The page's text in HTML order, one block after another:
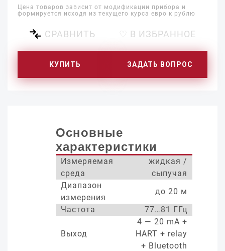
Цена товаров зависит от модификации прибора и
формируется исходя из текущего курса евро к рублю
СРАВНИТЬ ♡ В ИЗБРАННОЕ
КУПИТЬ ЗАДАТЬ ВОПРОС
Основные
характеристики
Измеряемая
среда
жидкая /
сыпучая
Диапазон
измерения
до 20 м
Частота
77…81 ГГц
Выход
4 — 20 mA +
HART + relay
+ Bluetooth